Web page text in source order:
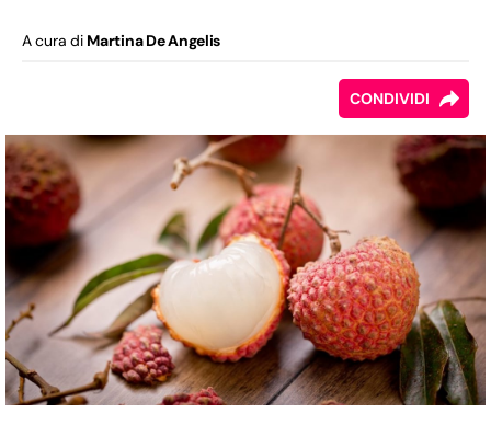
A cura di Martina De Angelis
CONDIVIDI